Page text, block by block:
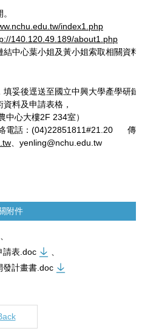
index1.php
140.120.49.189/about1.php
結中心葉小姐及黃小姐索取相關資料
填妥後逕送至國立中興大學產學研
料及申請表格，
中心大樓2F 234室）
電話：(04)22851811#21.20 傳
、yenling@nchu.edu.tw
附件
請表.doc
發計畫書.doc